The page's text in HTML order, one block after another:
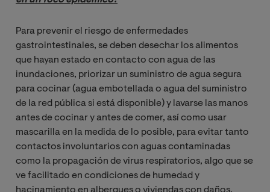
Para prevenir el riesgo de enfermedades
gastrointestinales, se deben desechar los alimentos
que hayan estado en contacto con agua de las
inundaciones, priorizar un suministro de agua segura
para cocinar (agua embotellada o agua del suministro
de la red pública si está disponible) y lavarse las manos
antes de cocinar y antes de comer, así como usar
mascarilla en la medida de lo posible, para evitar tanto
contactos involuntarios con aguas contaminadas
como la propagación de virus respiratorios, algo que se
ve facilitado en condiciones de humedad y